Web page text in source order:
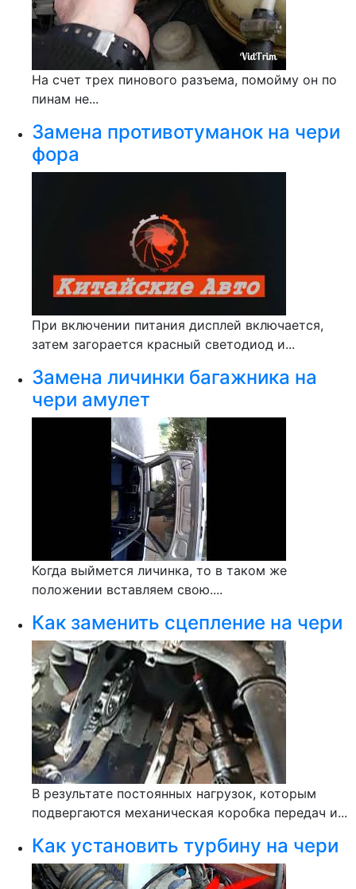
На счет трех пинового разъема, помойму он по
пинам не...
Замена противотуманок на чери
фора
При включении питания дисплей включается,
затем загорается красный светодиод и...
Замена личинки багажника на
чери амулет
Когда выймется личинка, то в таком же
положении вставляем свою....
Как заменить сцепление на чери
В результате постоянных нагрузок, которым
подвергаются механическая коробка передач и...
Как установить турбину на чери